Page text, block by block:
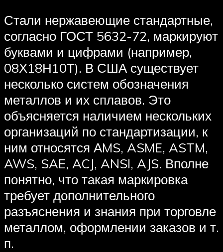
Стали нержавеющие стандартные,
согласно ГОСТ 5632-72, маркируют
буквами и цифрами (например,
08Х18Н10Т). В США существует
несколько систем обозначения
металлов и их сплавов. Это
объясняется наличием нескольких
организаций по стандартизации, к
ним относятся АMS, ASME, ASTM,
AWS, SAE, ACJ, ANSI, AJS. Вполне
понятно, что такая маркировка
требует дополнительного
разъяснения и знания при торговле
металлом, оформлении заказов и т.
п.